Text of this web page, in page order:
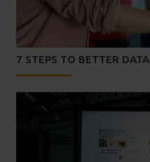
7 STEPS TO BETTER DATA